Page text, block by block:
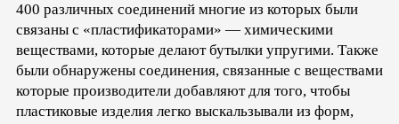
400 различных соединений многие из которых были
связаны с «пластификаторами» — химическими
веществами, которые делают бутылки упругими. Также
были обнаружены соединения, связанные с веществами
которые производители добавляют для того, чтобы
пластиковые изделия легко выскальзывали из форм,